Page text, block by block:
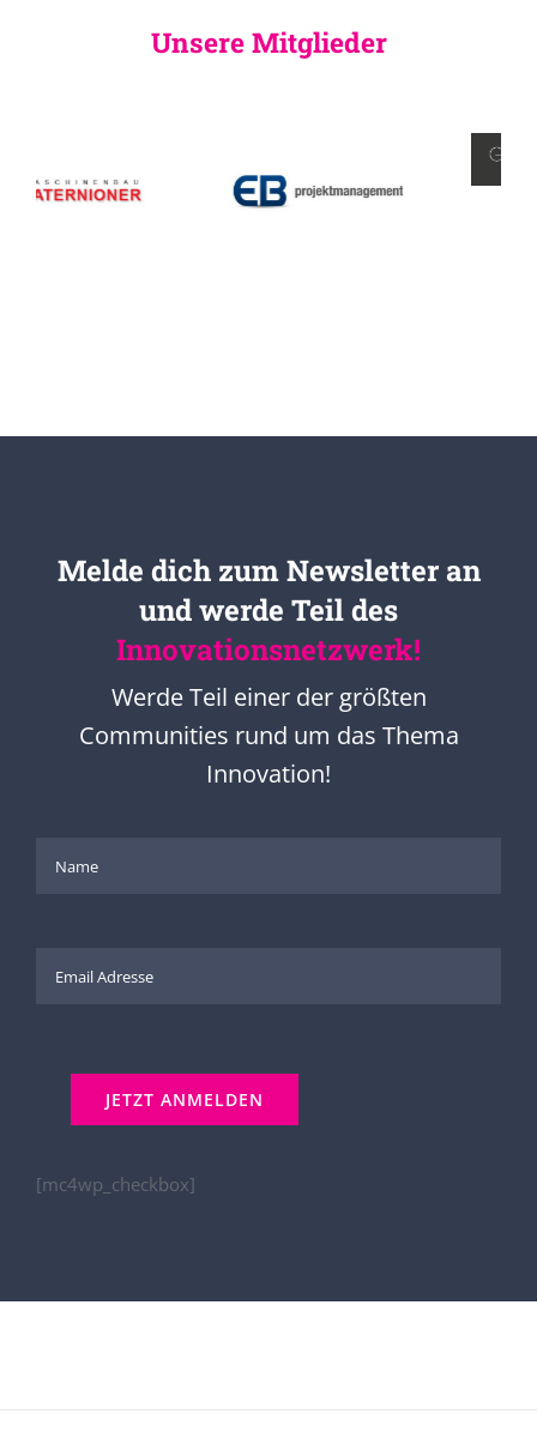
Unsere Mitglieder
Melde dich zum Newsletter an
und werde Teil des
Innovationsnetzwerk!
Werde Teil einer der größten
Communities rund um das Thema
Innovation!
[mc4wp_checkbox]